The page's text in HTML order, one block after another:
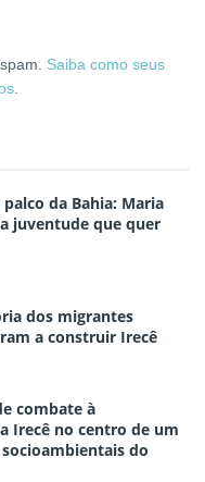
Saiba como seus
palco da Bahia: Maria
juventude que quer
dos migrantes
a construir Irecê
combate à
Irecê no centro de um
do